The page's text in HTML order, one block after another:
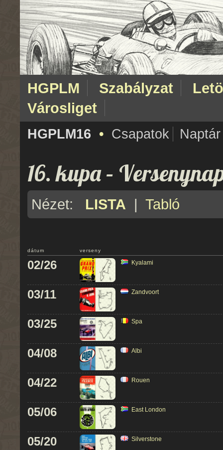
HGPLM Szabályzat
Városliget
HGPLM16 • Csapatok Naptár
16. kupa –
Nézet: LISTA | Tabló
dátum verseny
02/26 Kyalami
03/11 Zandvoort
03/25 Spa
04/08 Albi
04/22 Rouen
05/06 East London
05/20 Silverstone